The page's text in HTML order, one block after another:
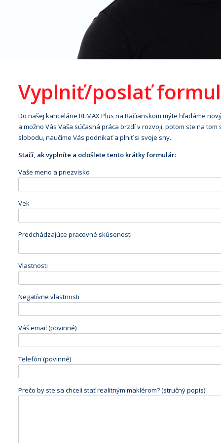
Vyplniť/poslať
Do našej kancelárie REMAX Plus na Račianskom mýte hľadáme
a možno Vás Vaša súčasná práca brzdí v rozvoji, potom ste na
slobodu, naučíme Vás podnikať a plniť si svoje sny.
Stačí, ak vyplníte a odošlete tento krátky formulár:
Vaše meno a priezvisko
Vek
Predchádzajúce pracovné skúsenosti
Vlastnosti
Negatívne vlastnosti
Váš email (povinné)
Telefón (povinné)
Prečo by ste sa chceli stať realitným maklérom? (stručný popis)